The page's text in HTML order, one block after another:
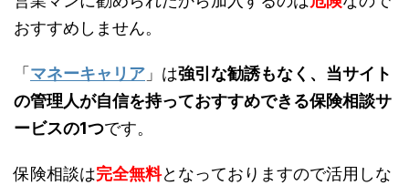
おすすめしません。
「 マネーキャリア 」は強引な勧誘もなく、当サイト
の管理人が自信を持っておすすめできる保険相談サ
ービスの1つです。
保険相談は完全無料となっておりますので活用しな